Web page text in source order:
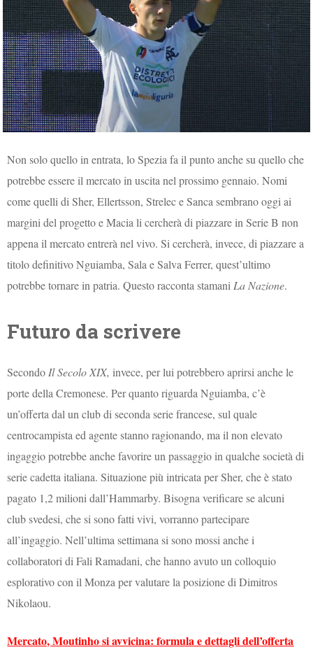
Non solo quello in entrata, lo Spezia fa il punto anche su quello che
potrebbe essere il mercato in uscita nel prossimo gennaio. Nomi
come quelli di Sher, Ellertsson, Strelec e Sanca sembrano oggi ai
margini del progetto e Macia li cercherà di piazzare in Serie B non
appena il mercato entrerà nel vivo. Si cercherà, invece, di piazzare a
titolo definitivo Nguiamba, Sala e Salva Ferrer, quest’ultimo
potrebbe tornare in patria. Questo racconta stamaniLa Nazione.
Futuro da scrivere
Secondo Il Secolo XIX, invece, per lui potrebbero aprirsi anche le
porte della Cremonese. Per quanto riguarda Nguiamba, c’è
un’offerta dal un club di seconda serie francese, sul quale
centrocampista ed agente stanno ragionando, ma il non elevato
ingaggio potrebbe anche favorire un passaggio in qualche società di
serie cadetta italiana. Situazione più intricata per Sher, che è stato
pagato 1,2 milioni dall’Hammarby. Bisogna verificare se alcuni
club svedesi, che si sono fatti vivi, vorranno partecipare
all’ingaggio. Nell’ultima settimana si sono mossi anche i
collaboratori di Fali Ramadani, che hanno avuto un colloquio
esplorativo con il Monza per valutare la posizione di Dimitros
Nikolaou.
Mercato, Moutinho si avvicina: formula e dettagli dell’offerta